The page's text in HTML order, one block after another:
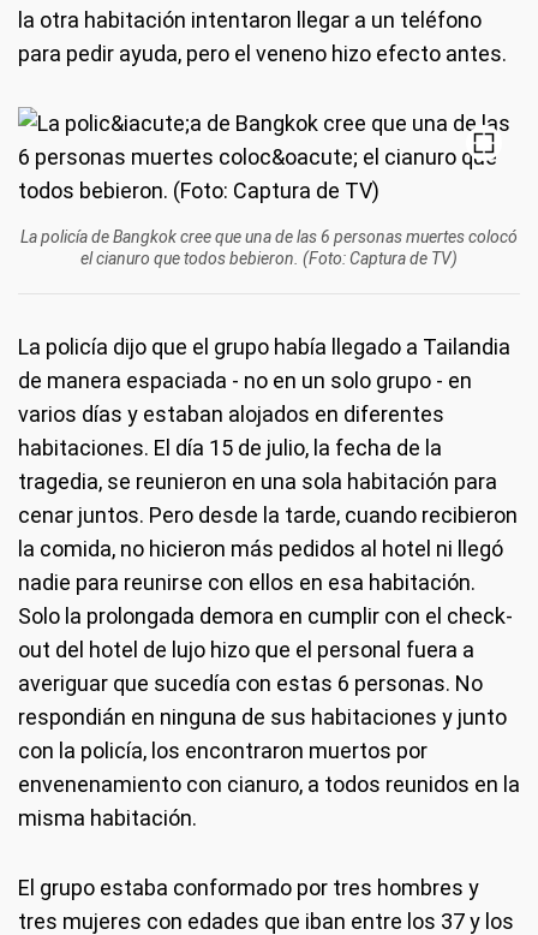
la otra habitación intentaron llegar a un teléfono
para pedir ayuda, pero el veneno hizo efecto antes.
La policía de Bangkok cree que una de las 6 personas muertes colocó
el cianuro que todos bebieron. (Foto: Captura de TV)
La policía dijo que el grupo había llegado a Tailandia
de manera espaciada - no en un solo grupo - en
varios días y estaban alojados en diferentes
habitaciones. El día 15 de julio, la fecha de la
tragedia, se reunieron en una sola habitación para
cenar juntos. Pero desde la tarde, cuando recibieron
la comida, no hicieron más pedidos al hotel ni llegó
nadie para reunirse con ellos en esa habitación.
Solo la prolongada demora en cumplir con el check-
out del hotel de lujo hizo que el personal fuera a
averiguar que sucedía con estas 6 personas. No
respondián en ninguna de sus habitaciones y junto
con la policía, los encontraron muertos por
envenenamiento con cianuro, a todos reunidos en la
misma habitación.
El grupo estaba conformado por tres hombres y
tres mujeres con edades que iban entre los 37 y los